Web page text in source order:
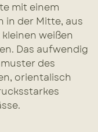
mit einem
in der Mitte, aus
weißen
Das aufwendig
des
orientalisch